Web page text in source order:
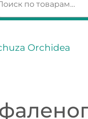
Orchidea